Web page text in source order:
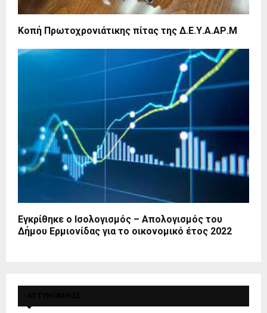
Κοπή Πρωτοχρονιάτικης πίτας της Δ.Ε.Υ.Α.ΑΡ.Μ
Εγκρίθηκε ο Ισολογισμός – Απολογισμός του
Δήμου Ερμιονίδας για το οικονομικό έτος 2022